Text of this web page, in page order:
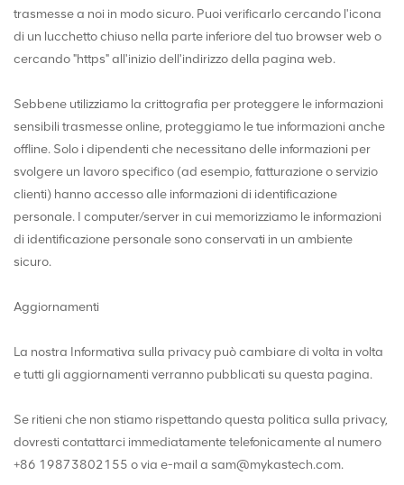
trasmesse a noi in modo sicuro. Puoi verificarlo cercando l'icona
di un lucchetto chiuso nella parte inferiore del tuo browser web o
cercando "https" all'inizio dell'indirizzo della pagina web.
Sebbene utilizziamo la crittografia per proteggere le informazioni
sensibili trasmesse online, proteggiamo le tue informazioni anche
offline. Solo i dipendenti che necessitano delle informazioni per
svolgere un lavoro specifico (ad esempio, fatturazione o servizio
clienti) hanno accesso alle informazioni di identificazione
personale. I computer/server in cui memorizziamo le informazioni
di identificazione personale sono conservati in un ambiente
sicuro.
Aggiornamenti
La nostra Informativa sulla privacy può cambiare di volta in volta
e tutti gli aggiornamenti verranno pubblicati su questa pagina.
Se ritieni che non stiamo rispettando questa politica sulla privacy,
dovresti contattarci immediatamente telefonicamente al numero
+86 19873802155 o via e-mail a sam@mykastech.com.